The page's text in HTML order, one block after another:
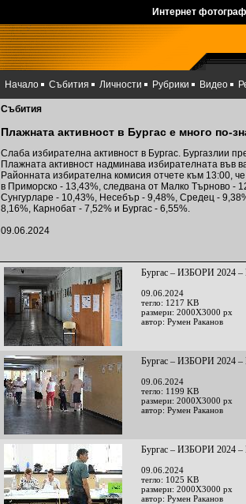
Интернет
Начало Събития Личности Рубрики Видео
Събития
Плажната активност в Бургас е много по-
Слаба избирателна активност в Бургас. Бургазлии
Плажната активност надминава избирателната във
Районната избирателна комисия отчете към 13:00,
в Приморско - 13,43%, следвана от Малко Търново -
Сунгурларе - 10,43%, Несебър - 9,48%, Средец -
8,16%, Карнобат - 7,52% и Бургас - 6,55%.
09.06.2024
Бургас – ИЗБОРИ 2024 –
09.06.2024
тегло: 1217 KB
размери: 2000X3000 px
автор: Румен Раканов
Бургас – ИЗБОРИ 2024 –
09.06.2024
тегло: 1199 KB
размери: 2000X3000 px
автор: Румен Раканов
Бургас – ИЗБОРИ 2024 –
09.06.2024
тегло: 1025 KB
размери: 2000X3000 px
автор: Румен Раканов